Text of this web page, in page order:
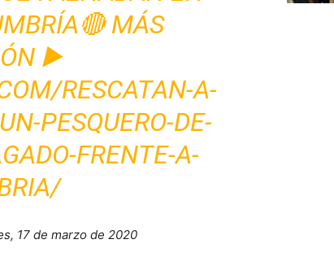
MÁS
▶️
RESCATAN-A-
PESQUERO-DE-
FRENTE-A-
17 de marzo de 2020